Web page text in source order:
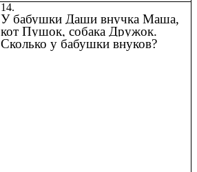
14.
У бабушки Даши внучка Маша,
кот Пушок, собака Дружок.
Сколько у бабушки внуков?